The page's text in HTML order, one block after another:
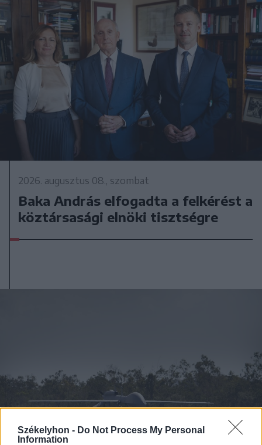
Székelyhon - Do Not Process My Personal
Information
2026. augusztus 08., szombat
Baka András elfogadta a felkérést a
köztársasági elnöki tisztségre